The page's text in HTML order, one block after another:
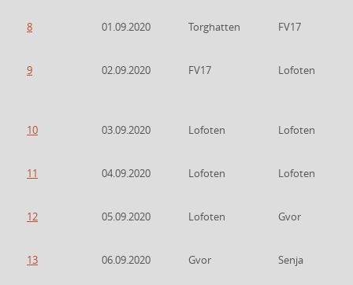
8 01.09.2020 Torghatten FV17
9 02.09.2020 FV17 Lofoten
10 03.09.2020 Lofoten Lofoten
11 04.09.2020 Lofoten Lofoten
12 05.09.2020 Lofoten Gvor
13 06.09.2020 Gvor Senja